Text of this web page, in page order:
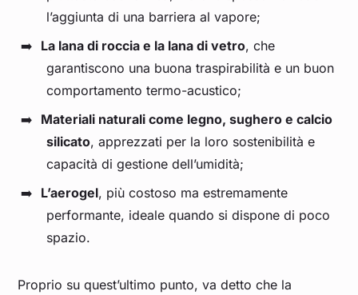
l’aggiunta di una barriera al vapore;
La lana di roccia e la lana di vetro, che
garantiscono una buona traspirabilità e un buon
comportamento termo-acustico;
Materiali naturali come legno, sughero e calcio
silicato, apprezzati per la loro sostenibilità e
capacità di gestione dell’umidità;
L’aerogel, più costoso ma estremamente
performante, ideale quando si dispone di poco
spazio.
Proprio su quest’ultimo punto, va detto che la